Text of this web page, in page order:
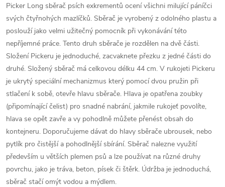
Picker Long sběrač psích exkrementů ocení všichni milující páníčci
svých čtyřnohých mazlíčků. Sběrač je vyrobený z odolného plastu a
poslouží jako velmi užitečný pomocník při vykonávání této
nepříjemné práce. Tento druh sběrače je rozdělen na dvě části.
Složení Pickeru je jednoduché, zacvaknete přezku z jedné části do
druhé. Složený sběrač má celkovou délku 44 cm. V rukojeti Pickeru
je ukrytý speciální mechanizmus který pomocí dvou pružin při
stlačení k sobě, otevře hlavu sběrače. Hlava je opatřena zoubky
(připomínající čelist) pro snadné nabrání, jakmile rukojeť povolíte,
hlava se opět zavře a vy pohodlně můžete přenést obsah do
kontejneru. Doporučujeme dávat do hlavy sběrače ubrousek, nebo
pytlík pro čistější a pohodlnější sbírání. Sběrač nalezne využití
především u větších plemen psů a lze používat na různé druhy
povrchu, jako je tráva, beton, písek či štěrk. Údržba je jednoduchá,
sběrač stačí omýt vodou a mýdlem.